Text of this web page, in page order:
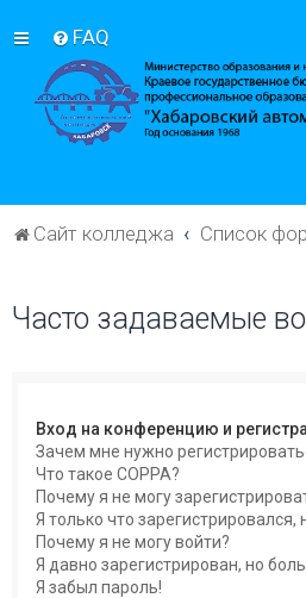
FAQ
Сайт колледжа Список
Часто задаваемые
Вход на конференцию и
Зачем мне нужно
Что такое COPPA?
Почему я не могу
Я только что зарегистрировался,
Почему я не могу войти?
Я давно зарегистрирован, но
Я забыл пароль!